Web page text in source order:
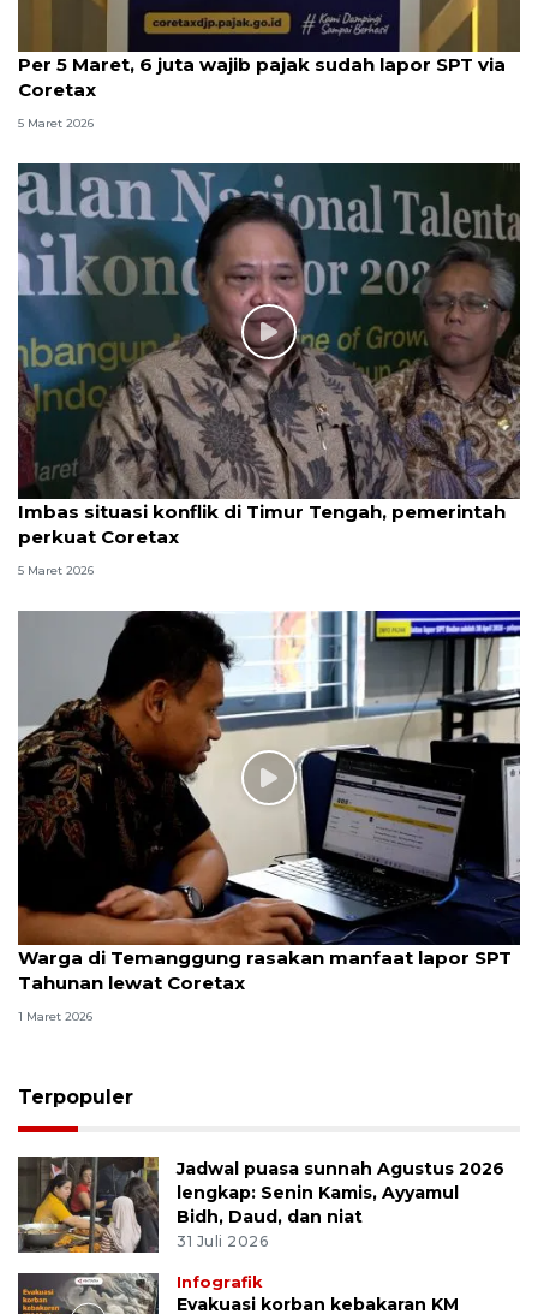
Per 5 Maret, 6 juta wajib pajak sudah lapor SPT via
Coretax
5 Maret 2026
Imbas situasi konflik di Timur Tengah, pemerintah
perkuat Coretax
5 Maret 2026
Warga di Temanggung rasakan manfaat lapor SPT
Tahunan lewat Coretax
1 Maret 2026
Terpopuler
Jadwal puasa sunnah Agustus 2026
lengkap: Senin Kamis, Ayyamul
Bidh, Daud, dan niat
31 Juli 2026
Infografik
Evakuasi korban kebakaran KM